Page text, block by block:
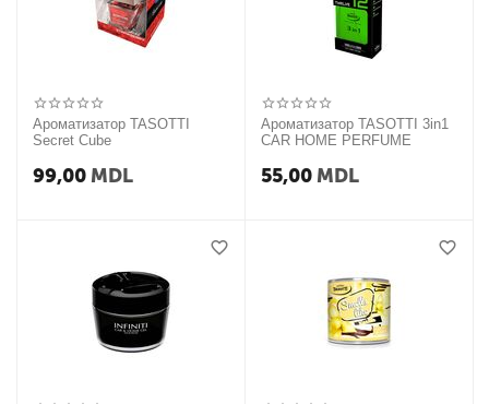
Ароматизатор TASOTTI
Secret Cube
99,00 MDL
Ароматизатор TASOTTI 3in1
CAR HOME PERFUME
55,00 MDL